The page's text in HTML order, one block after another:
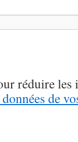
réduire les
de